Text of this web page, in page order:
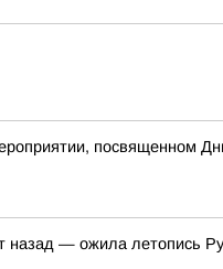
посвященном
назад — ожила летопись